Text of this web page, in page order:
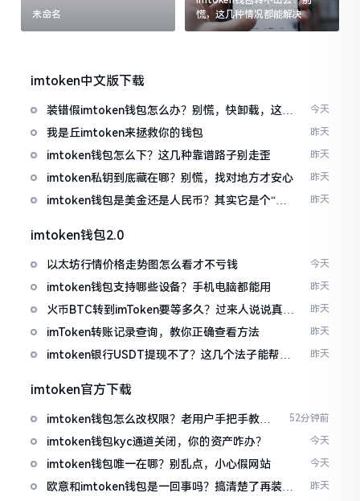
未命名
慌，这几种情况都能解决
imtoken中文版下载
装错假imtoken钱包怎么办？别慌，快卸载，这几
招能救急
今天
我是丘imtoken来拯救你的钱包 昨天
imtoken钱包怎么下？这几种靠谱路子别走歪 昨天
imtoken私钥到底藏在哪？别慌，找对地方才安心 昨天
imtoken钱包是美金还是人民币？其实它是个“多
昨天
imtoken钱包2.0
以太坊行情价格走势图怎么看才不亏钱 今天
imtoken钱包支持哪些设备？手机电脑都能用 昨天
火币BTC转到imToken要等多久？过来人说说真实
情况
昨天
imToken转账记录查询，教你正确查看方法 昨天
imtoken银行USDT提现不了？这几个法子能帮你
昨天
imtoken官方下载
imtoken钱包怎么改权限？老用户手把手教你
换主人
52分钟前
imtoken钱包kyc通道关闭，你的资产咋办？ 今天
imtoken钱包唯一在哪？别乱点，小心假网站 今天
欧意和imtoken钱包是一回事吗？搞清楚了再装钱
昨天